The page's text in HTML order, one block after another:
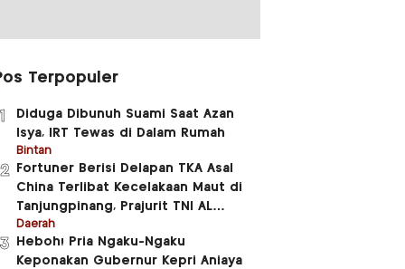
Terpopuler
Diduga Dibunuh Suami Saat Azan
Isya, IRT Tewas di Dalam Rumah
Bintan
Fortuner Berisi Delapan TKA Asal
China Terlibat Kecelakaan Maut di
Tanjungpinang, Prajurit TNI AL
Meninggal Dunia
Daerah
Heboh! Pria Ngaku-Ngaku
Keponakan Gubernur Kepri Aniaya